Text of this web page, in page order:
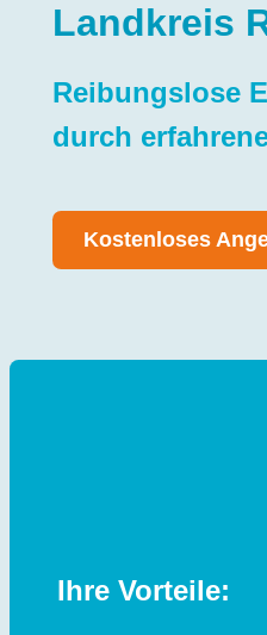
Landkreis
Reibungslose
durch
Kostenloses
Ihre Vorteile: